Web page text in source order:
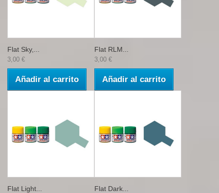
Flat Sky,...
3,00 €
Añadir al carrito
Flat RLM...
3,00 €
Añadir al carrito
Flat Light... Flat Dark...